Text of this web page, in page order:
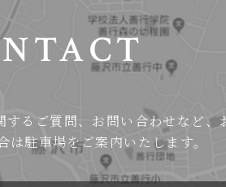
るご質問、お問い合わせなど、
は駐車場をご案内いたします。